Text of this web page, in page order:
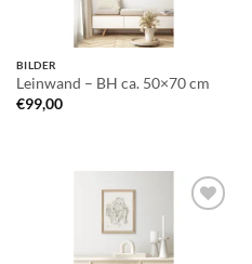
Wunschliste
BILDER
Leinwand – BH ca. 50×70 cm
€99,00
Wunschliste